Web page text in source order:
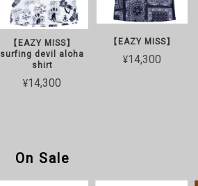
【EAZY MISS】
surfing devil aloha
shirt
¥14,300
【EAZY MISS】
¥14,300
On Sale